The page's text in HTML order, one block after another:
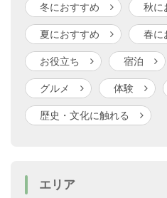
冬におすすめ 秋に
夏におすすめ 春に
お役立ち 宿泊
グルメ 体験
歴史・文化に触れる
エリア